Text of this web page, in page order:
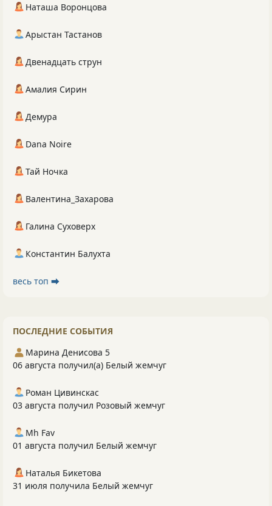
Наташа Воронцова
Арыстан Тастанов
Двенадцать струн
Амалия Сирин
Демура
Dana Noire
Тай Ночка
Валентина_Захарова
Галина Суховерх
Константин Балухта
весь топ ⮕
ПОСЛЕДНИЕ СОБЫТИЯ
Марина Денисова 5
06 августа получил(а) Белый жемчуг
Роман Цивинскас
03 августа получил Розовый жемчуг
Mh Fav
01 августа получил Белый жемчуг
Наталья Бикетова
31 июля получила Белый жемчуг